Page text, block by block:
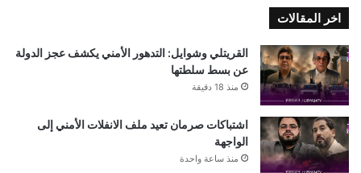
اخر المقالات
القريتلي وشوايل: التدهور الأمني يكشف عجز الدولة
عن بسط سلطتها
منذ 18 دقيقة
اشتباكات صرمان تعيد ملف الانفلات الأمني إلى
الواجهة
منذ ساعة واحدة